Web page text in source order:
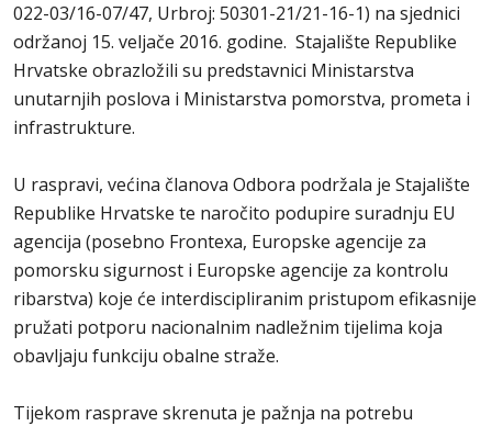
022-03/16-07/47, Urbroj: 50301-21/21-16-1) na sjednici
održanoj 15. veljače 2016. godine. Stajalište Republike
Hrvatske obrazložili su predstavnici Ministarstva
unutarnjih poslova i Ministarstva pomorstva, prometa i
infrastrukture.
U raspravi, većina članova Odbora podržala je Stajalište
Republike Hrvatske te naročito podupire suradnju EU
agencija (posebno Frontexa, Europske agencije za
pomorsku sigurnost i Europske agencije za kontrolu
ribarstva) koje će interdiscipliranim pristupom efikasnije
pružati potporu nacionalnim nadležnim tijelima koja
obavljaju funkciju obalne straže.
Tijekom rasprave skrenuta je pažnja na potrebu